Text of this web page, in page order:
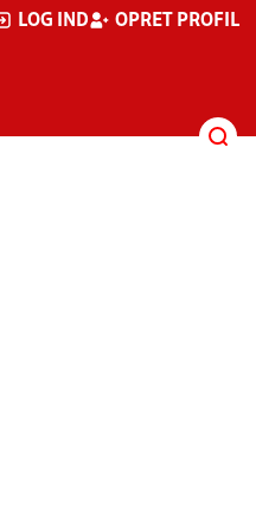
LOG IND OPRET PROFIL